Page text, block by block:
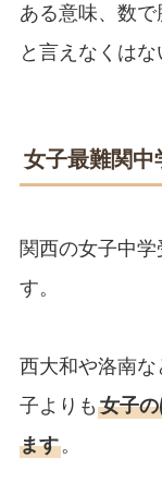
ある意味、数
と言えなくはな
女子最難関中
関西の女子中
す。
西大和や洛南
子よりも 女子
ます。